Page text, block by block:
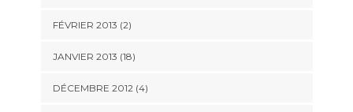
FÉVRIER 2013 (2)
JANVIER 2013 (18)
DÉCEMBRE 2012 (4)